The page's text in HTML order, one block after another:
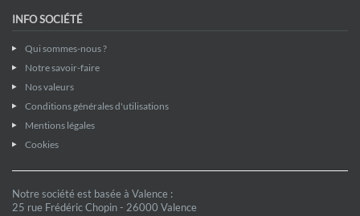
INFO SOCIÉTÉ
Qui sommes-nous ?
Notre savoir-faire
Nos valeurs
Conditions générales d'utilisations
Mentions légales
Cookies
Notre société est basée à Valence :
25 rue Frédéric Chopin - 26000 Valence